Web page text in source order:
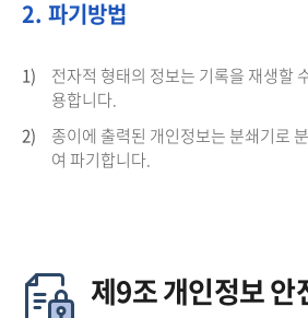
2. 파기방법
1)
전자적 형태의 정보는 기록을 재생할
용합니다.
2)
종이에 출력된 개인정보는 분쇄기로
여 파기합니다.
제9조 개인정보 안